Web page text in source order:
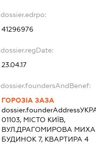
dossier.edrpo:
41296976
dossier.regDate:
23.04.17
dossier.foundersAndBenef:
ГОРОЗІА ЗАЗА
dossier.founderAddress
01103, МІСТО КИЇВ,
ВУЛ.ДРАГОМИРОВА
БУДИНОК 7, КВАРТИРА 4